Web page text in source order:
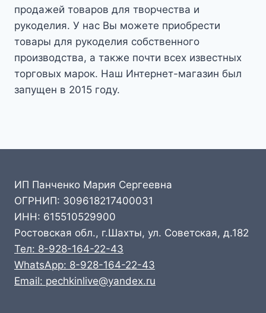
продажей товаров для творчества и
рукоделия. У нас Вы можете приобрести
товары для рукоделия собственного
производства, а также почти всех известных
торговых марок. Наш Интернет-магазин был
запущен в 2015 году.
ИП Панченко Мария Сергеевна
ОГРНИП: 309618217400031
ИНН: 615510529900
Ростовская обл., г.Шахты, ул. Советская, д.182
Тел: 8-928-164-22-43
WhatsApp: 8-928-164-22-43
Email: pechkinlive@yandex.ru